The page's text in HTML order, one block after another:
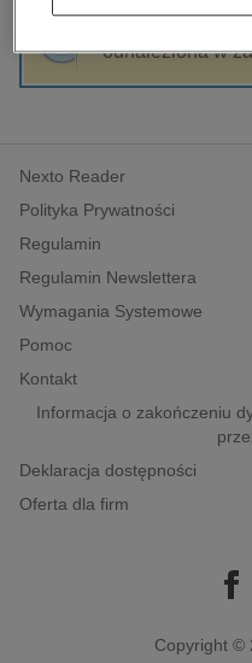
edukacja
hobby, sport,
komputery,
polityka, społeczno-
psychologiczne
inne
popularno-naukowe
historia
odnaleziona w
Nexto Reader
Polityka Prywatności
Regulamin
Regulamin Newslettera
Wymagania Systemowe
Pomoc
Kontakt
Informacja o zakończeniu
Deklaracja dostępności
Oferta dla firm
Copyright ©